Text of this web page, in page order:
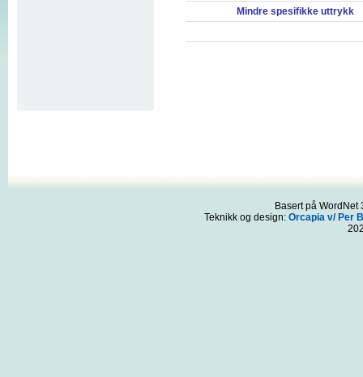
Mindre spesifikke uttrykk
Basert på
Teknikk og design: Orcapia v/ Per